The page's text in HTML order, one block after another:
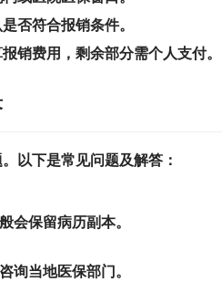
否符合报销条件。
销费用，剩余部分需个人支付。
以下是常见问题及解答：
会保留病历副本。
询当地医保部门。